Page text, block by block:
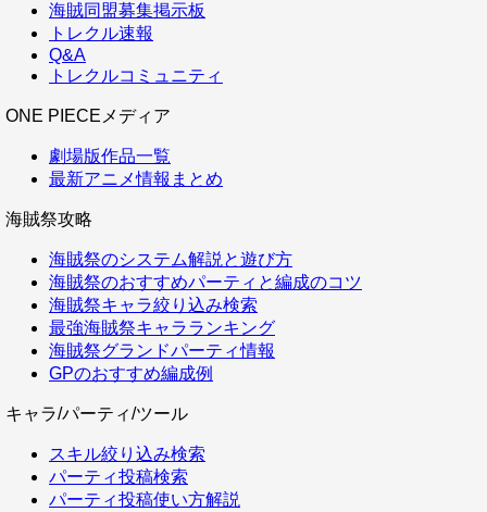
海賊同盟募集掲示板
トレクル速報
Q&A
トレクルコミュニティ
ONE PIECEメディア
劇場版作品一覧
最新アニメ情報まとめ
海賊祭攻略
海賊祭のシステム解説と遊び方
海賊祭のおすすめパーティと編成のコツ
海賊祭キャラ絞り込み検索
最強海賊祭キャラランキング
海賊祭グランドパーティ情報
GPのおすすめ編成例
キャラ/パーティ/ツール
スキル絞り込み検索
パーティ投稿検索
パーティ投稿使い方解説